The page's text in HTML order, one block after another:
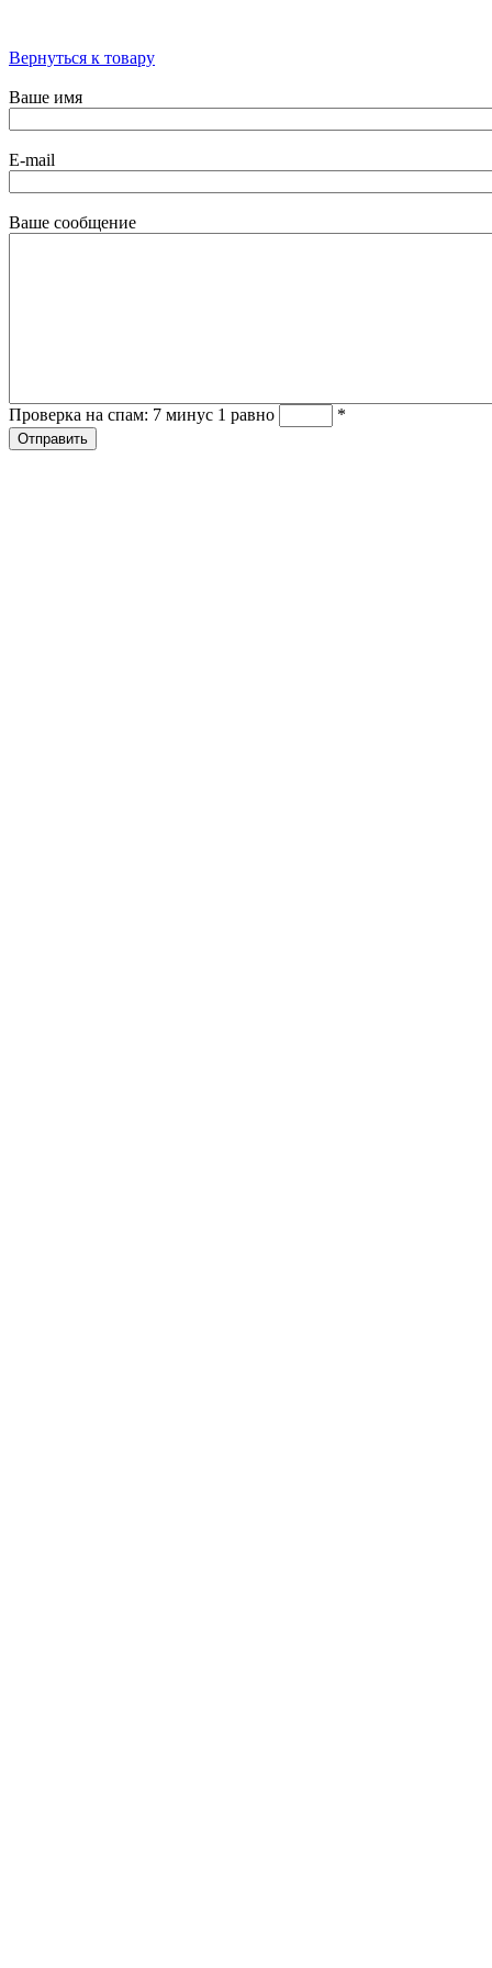
Вернуться к товару
Ваше имя
E-mail
Ваше сообщение
Проверка на спам: 7 минус 1 равно *